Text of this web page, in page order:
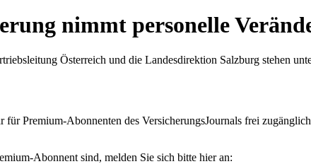
nimmt personelle
Österreich und die Landesdirektion Salzburg stehen
für Premium-Abonnenten des VersicherungsJournals frei
Abonnent sind, melden Sie sich bitte hier an: